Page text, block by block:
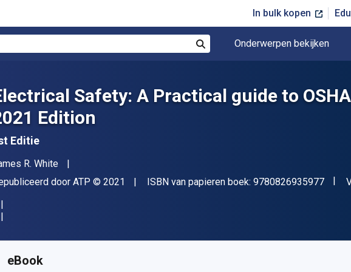
In bulk kopen
Onderwerpen bekijken
Safety: A Practical guide to
Edition
Editie
R. White
door ATP Copyright
© 2021 ISBN van papieren boek: 9780826935977
eBook